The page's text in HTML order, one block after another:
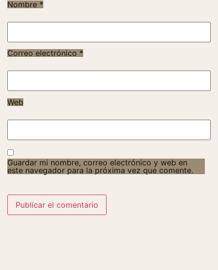
Nombre *
Correo electrónico *
Web
Guardar mi nombre, correo electrónico y web en
este navegador para la próxima vez que comente.